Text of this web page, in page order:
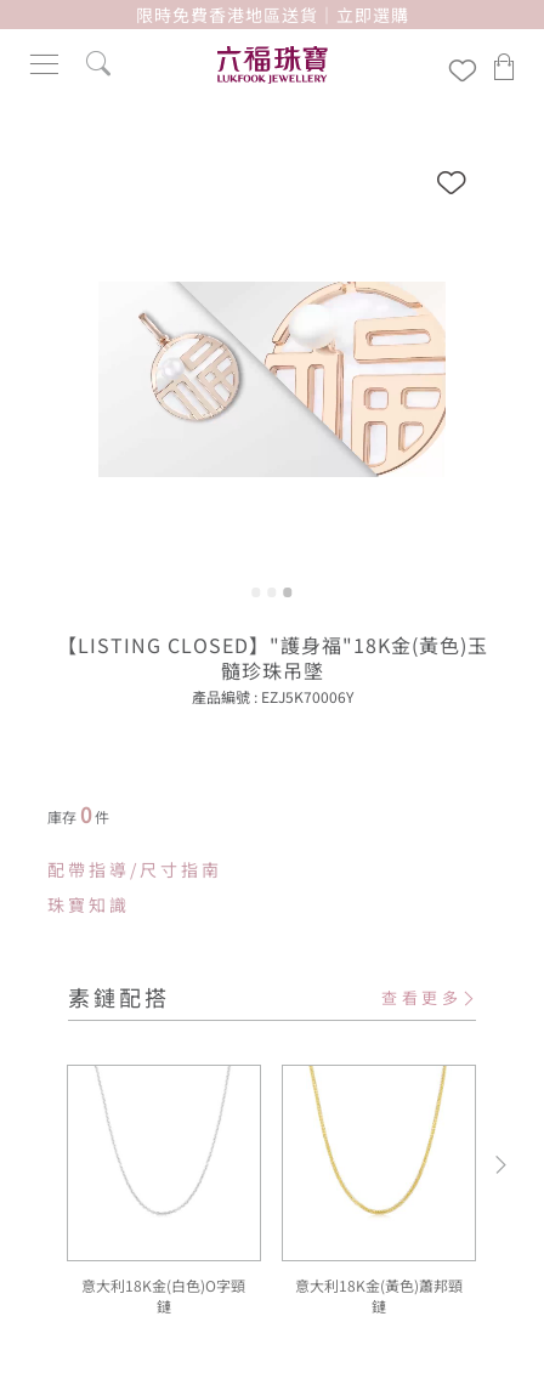
限時免費香港地區送貨｜立即選購
【LISTING CLOSED】"護身福"18K金(黃色)玉
髓珍珠吊墜
產品編號 : EZJ5K70006Y
庫存 0件
配帶指導/尺寸指南
珠寶知識
素鏈配搭 查看更多
意大利18K金(白色)O字頸
鏈
意大利18K金(黃色)蕭邦頸
鏈